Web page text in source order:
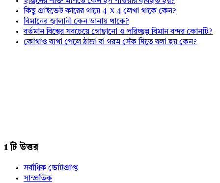
কিছু প্রাইভেট কারের গায়ে 4 X 4 লেখা থাকে কেন?
বিমানের জ্বালানী কেন ডানায় থাকে?
বর্তমান বিশ্বের সবচেয়ে গোছানো ও পরিচ্ছন্ন বিমান বন্দর কোনটি?
কোথাও ব্যথা পেলে ঠান্ডা বা গরম সেঁক দিতে বলা হয় কেন?
1 টি উত্তর
সর্বাধিক ভোটপ্রাপ্ত
সাম্প্রতিক